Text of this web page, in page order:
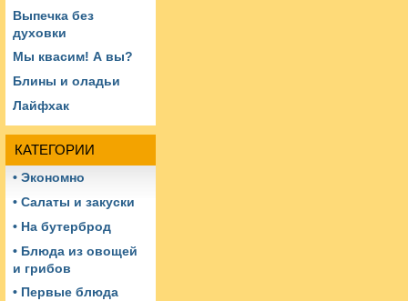
Выпечка без
духовки
Мы квасим! А вы?
Блины и оладьи
Лайфхак
КАТЕГОРИИ
• Экономно
• Салаты и закуски
• На бутерброд
• Блюда из овощей
и грибов
• Первые блюда